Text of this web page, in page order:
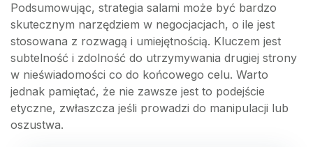
Podsumowując, strategia salami może być bardzo
skutecznym narzędziem w negocjacjach, o ile jest
stosowana z rozwagą i umiejętnością. Kluczem jest
subtelność i zdolność do utrzymywania drugiej strony
w nieświadomości co do końcowego celu. Warto
jednak pamiętać, że nie zawsze jest to podejście
etyczne, zwłaszcza jeśli prowadzi do manipulacji lub
oszustwa.